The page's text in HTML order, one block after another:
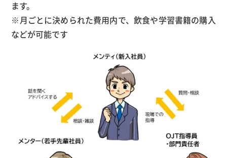
ます。
※月ごとに決められた費用内で、飲食や学習書籍の購入
などが可能です